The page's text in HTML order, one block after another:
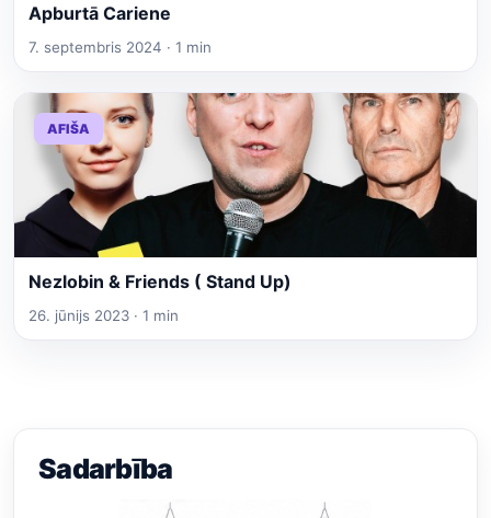
Apburtā Cariene
7. septembris 2024 · 1 min
AFIŠA
Nezlobin & Friends ( Stand Up)
26. jūnijs 2023 · 1 min
Sadarbība